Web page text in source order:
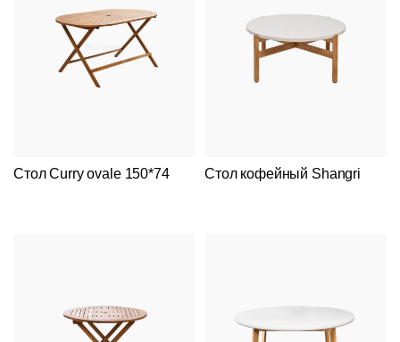
Стол Curry ovale 150*74 Стол кофейный Shangri